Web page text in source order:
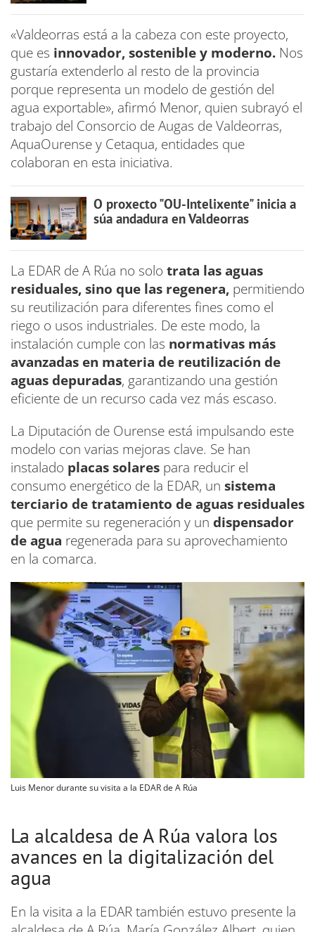
«Valdeorras está a la cabeza con este proyecto,
que es innovador, sostenible y moderno. Nos
gustaría extenderlo al resto de la provincia
porque representa un modelo de gestión del
agua exportable», afirmó Menor, quien subrayó el
trabajo del Consorcio de Augas de Valdeorras,
AquaOurense y Cetaqua, entidades que
colaboran en esta iniciativa.
O proxecto "OU-Intelixente" inicia a
súa andadura en Valdeorras
La EDAR de A Rúa no solo trata las aguas
residuales, sino que las regenera, permitiendo
su reutilización para diferentes fines como el
riego o usos industriales. De este modo, la
instalación cumple con las normativas más
avanzadas en materia de reutilización de
aguas depuradas, garantizando una gestión
eficiente de un recurso cada vez más escaso.
La Diputación de Ourense está impulsando este
modelo con varias mejoras clave. Se han
instalado placas solares para reducir el
consumo energético de la EDAR, un sistema
terciario de tratamiento de aguas residuales
que permite su regeneración y un dispensador
de agua regenerada para su aprovechamiento
en la comarca.
Luis Menor durante su visita a la EDAR de A Rúa
La alcaldesa de A Rúa valora los
avances en la digitalización del
agua
En la visita a la EDAR también estuvo presente la